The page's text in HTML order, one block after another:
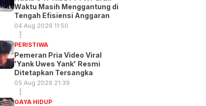
Waktu Masih Menggantung di
Tengah Efisiensi Anggaran
04 Aug 2026 11:50
PERISTIWA
Pemeran Pria Video Viral
'Yank Uwes Yank' Resmi
Ditetapkan Tersangka
05 Aug 2026 21:39
GAYA HIDUP